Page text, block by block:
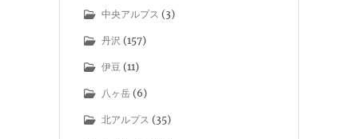
中央アルプス (3)
丹沢 (157)
伊豆 (11)
八ヶ岳 (6)
北アルプス (35)